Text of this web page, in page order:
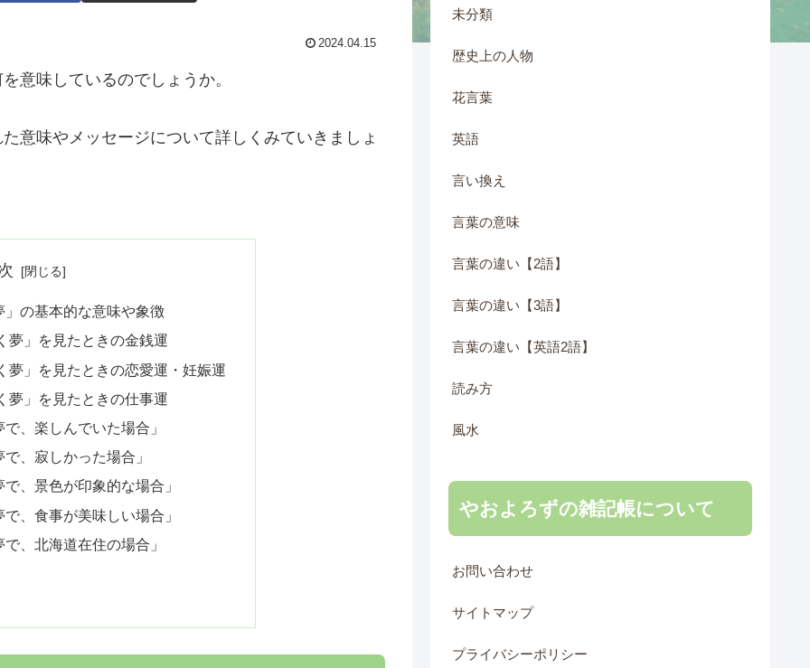
2024.04.15
意味しているのでしょうか。
意味やメッセージについて詳しくみていきましょ
の基本的な意味や象徴
夢」を見たときの金銭運
夢」を見たときの恋愛運・妊娠運
夢」を見たときの仕事運
、楽しんでいた場合」
、寂しかった場合」
、景色が印象的な場合」
、食事が美味しい場合」
、北海道在住の場合」
未分類
歴史上の人物
花言葉
英語
言い換え
言葉の意味
言葉の違い【2語】
言葉の違い【3語】
言葉の違い【英語2語】
読み方
風水
やおよろずの雑記帳について
お問い合わせ
サイトマップ
プライバシーポリシー